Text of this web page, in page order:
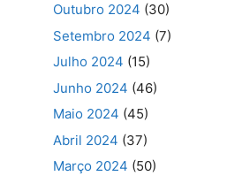
Outubro 2024 (30)
Setembro 2024 (7)
Julho 2024 (15)
Junho 2024 (46)
Maio 2024 (45)
Abril 2024 (37)
Março 2024 (50)